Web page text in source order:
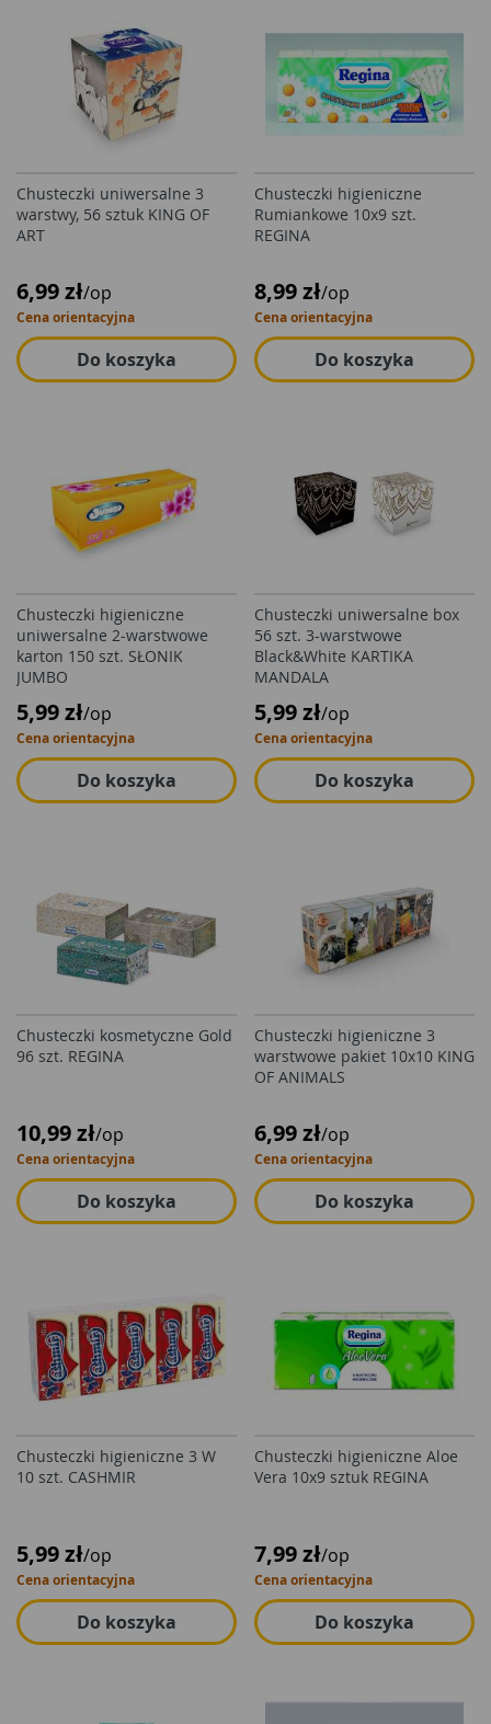
Chusteczki uniwersalne 3
warstwy, 56 sztuk KING OF
ART
6,99 zł/op
Cena orientacyjna
Do koszyka
Chusteczki higieniczne
Rumiankowe 10x9 szt.
REGINA
8,99 zł/op
Cena orientacyjna
Do koszyka
Chusteczki higieniczne
uniwersalne 2-warstwowe
karton 150 szt. SŁONIK
JUMBO
5,99 zł/op
Cena orientacyjna
Do koszyka
Chusteczki uniwersalne box
56 szt. 3-warstwowe
Black&White KARTIKA
MANDALA
5,99 zł/op
Cena orientacyjna
Do koszyka
Chusteczki kosmetyczne Gold
96 szt. REGINA
10,99 zł/op
Cena orientacyjna
Do koszyka
Chusteczki higieniczne 3
warstwowe pakiet 10x10 KING
OF ANIMALS
6,99 zł/op
Cena orientacyjna
Do koszyka
Chusteczki higieniczne 3 W
10 szt. CASHMIR
5,99 zł/op
Cena orientacyjna
Do koszyka
Chusteczki higieniczne Aloe
Vera 10x9 sztuk REGINA
7,99 zł/op
Cena orientacyjna
Do koszyka